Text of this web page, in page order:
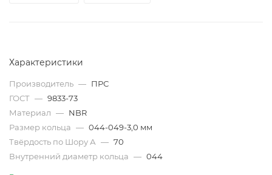
Характеристики
Производитель — ПРС
ГОСТ — 9833-73
Материал — NBR
Размер кольца — 044-049-3,0 мм
Твёрдость по Шору А — 70
Внутренний диаметр кольца — 044